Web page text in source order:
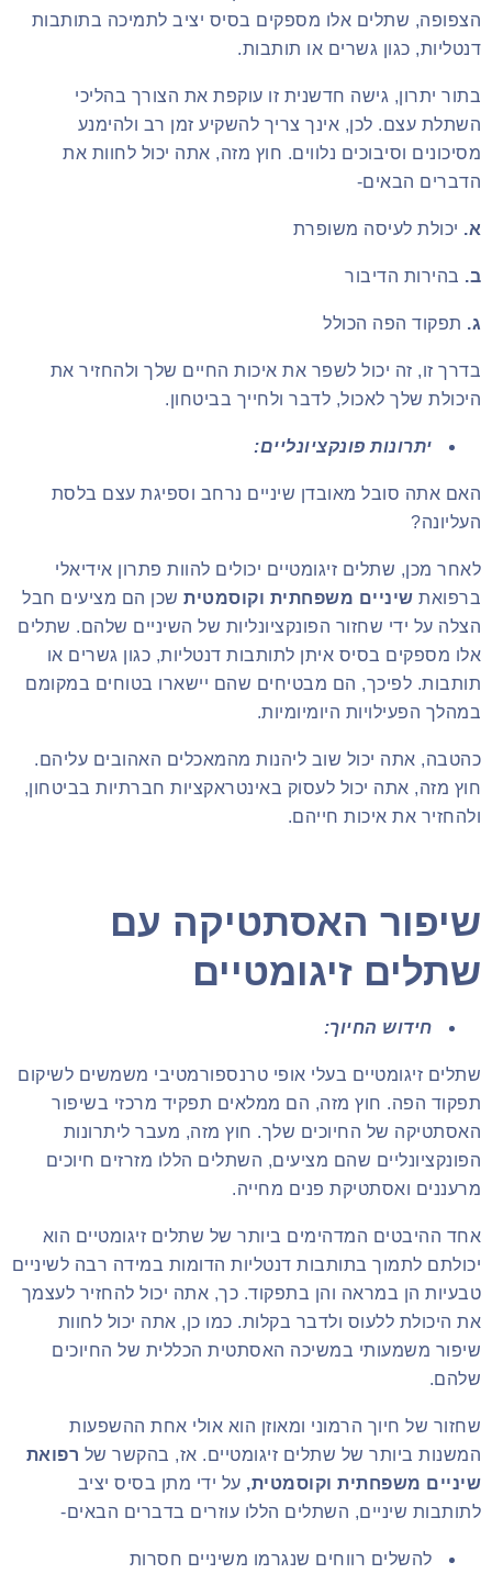
הצפופה, שתלים אלו מספקים בסיס יציב לתמיכה בתותבות
דנטליות, כגון גשרים או תותבות.
בתור יתרון, גישה חדשנית זו עוקפת את הצורך בהליכי
השתלת עצם. לכן, אינך צריך להשקיע זמן רב ולהימנע
מסיכונים וסיבוכים נלווים. חוץ מזה, אתה יכול לחוות את
הדברים הבאים-
א. יכולת לעיסה משופרת
ב. בהירות הדיבור
ג. תפקוד הפה הכולל
בדרך זו, זה יכול לשפר את איכות החיים שלך ולהחזיר את
היכולת שלך לאכול, לדבר ולחייך בביטחון.
יתרונות פונקציונליים:
האם אתה סובל מאובדן שיניים נרחב וספיגת עצם בלסת
העליונה?
לאחר מכן, שתלים זיגומטיים יכולים להוות פתרון אידיאלי
ברפואת שיניים משפחתית וקוסמטית שכן הם מציעים חבל
הצלה על ידי שחזור הפונקציונליות של השיניים שלהם. שתלים
אלו מספקים בסיס איתן לתותבות דנטליות, כגון גשרים או
תותבות. לפיכך, הם מבטיחים שהם יישארו בטוחים במקומם
במהלך הפעילויות היומיומיות.
כהטבה, אתה יכול שוב ליהנות מהמאכלים האהובים עליהם.
חוץ מזה, אתה יכול לעסוק באינטראקציות חברתיות בביטחון,
ולהחזיר את איכות חייהם.
שיפור האסתטיקה עם
שתלים זיגומטיים
חידוש החיוך:
שתלים זיגומטיים בעלי אופי טרנספורמטיבי משמשים לשיקום
תפקוד הפה. חוץ מזה, הם ממלאים תפקיד מרכזי בשיפור
האסתטיקה של החיוכים שלך. חוץ מזה, מעבר ליתרונות
הפונקציונליים שהם מציעים, השתלים הללו מזרזים חיוכים
מרעננים ואסתטיקת פנים מחייה.
אחד ההיבטים המדהימים ביותר של שתלים זיגומטיים הוא
יכולתם לתמוך בתותבות דנטליות הדומות במידה רבה לשיניים
טבעיות הן במראה והן בתפקוד. כך, אתה יכול להחזיר לעצמך
את היכולת ללעוס ולדבר בקלות. כמו כן, אתה יכול לחוות
שיפור משמעותי במשיכה האסתטית הכללית של החיוכים
שלהם.
שחזור של חיוך הרמוני ומאוזן הוא אולי אחת ההשפעות
המשנות ביותר של שתלים זיגומטיים. אז, בהקשר של רפואת
שיניים משפחתית וקוסמטית, על ידי מתן בסיס יציב
לתותבות שיניים, השתלים הללו עוזרים בדברים הבאים-
להשלים רווחים שנגרמו משיניים חסרות